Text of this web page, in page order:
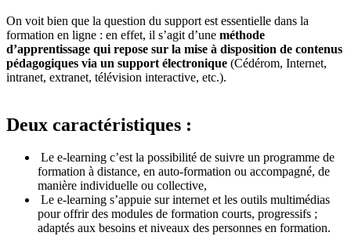
On voit bien que la question du support est essentielle dans la
formation en ligne : en effet, il s’agit d’une méthode
d’apprentissage qui repose sur la mise à disposition de contenus
pédagogiques via un support électronique (Cédérom, Internet,
intranet, extranet, télévision interactive, etc.).
Deux caractéristiques :
Le e-learning c’est la possibilité de suivre un programme de
formation à distance, en auto-formation ou accompagné, de
manière individuelle ou collective,
Le e-learning s’appuie sur internet et les outils multimédias
pour offrir des modules de formation courts, progressifs ;
adaptés aux besoins et niveaux des personnes en formation.